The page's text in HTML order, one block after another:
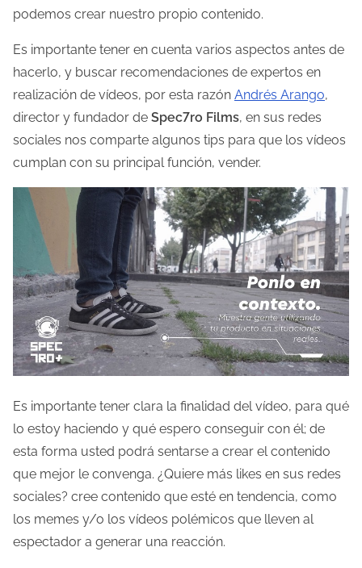
podemos crear nuestro propio contenido.
Es importante tener en cuenta varios aspectos antes de
hacerlo, y buscar recomendaciones de expertos en
realización de vídeos, por esta razón Andrés Arango,
director y fundador de Spec7ro Films, en sus redes
sociales nos comparte algunos tips para que los vídeos
cumplan con su principal función, vender.
Es importante tener clara la finalidad del vídeo, para qué
lo estoy haciendo y qué espero conseguir con él; de
esta forma usted podrá sentarse a crear el contenido
que mejor le convenga. ¿Quiere más likes en sus redes
sociales? cree contenido que esté en tendencia, como
los memes y/o los vídeos polémicos que lleven al
espectador a generar una reacción.